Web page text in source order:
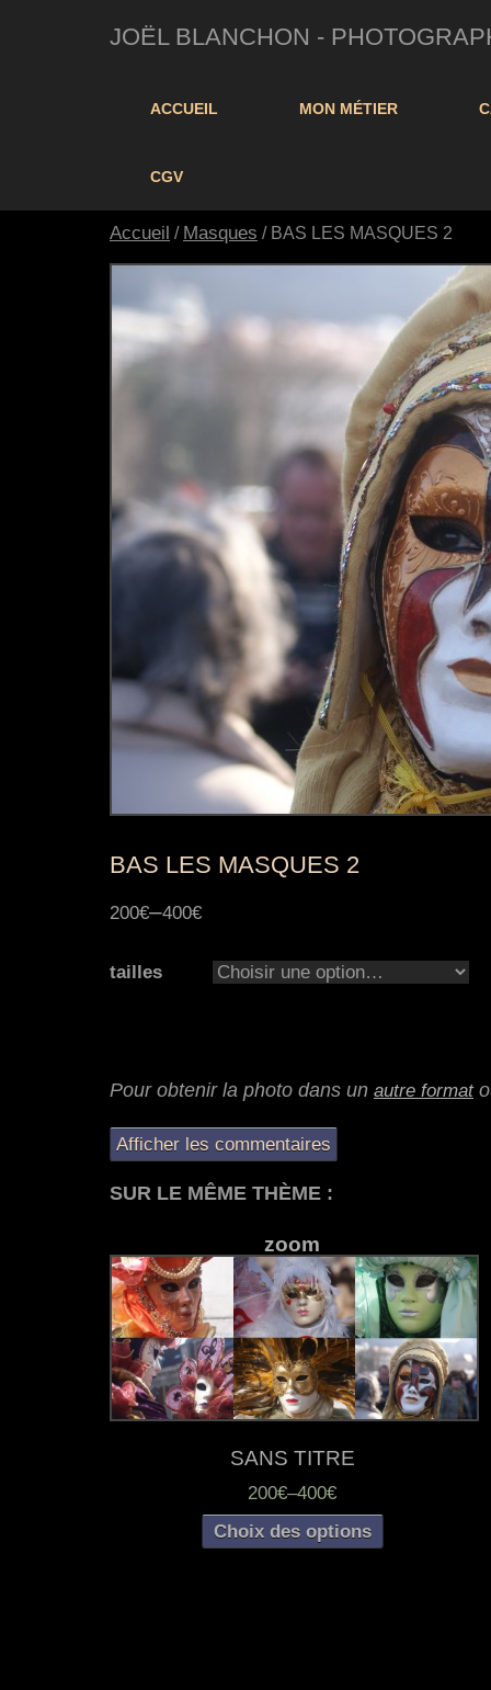
JOËL BLANCHON -
ACCUEIL MON MÉTIER
CGV
Accueil / Masques / BAS LES MASQUES 2
BAS LES MASQUES 2
200€–400€
tailles
Pour obtenir la photo dans un autre format
Afficher les commentaires
SUR LE MÊME THÈME :
zoom
SANS TITRE
200€–400€
Choix des options